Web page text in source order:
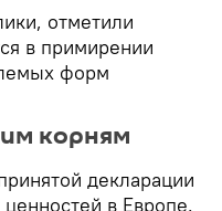
отметили
в примирении
форм
корням
декларации
в Европе.